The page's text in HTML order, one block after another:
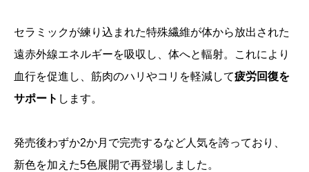
セラミックが練り込まれた特殊繊維が体から放出された
遠赤外線エネルギーを吸収し、体へと輻射。これにより
血行を促進し、筋肉のハリやコリを軽減して疲労回復を
サポート します。
発売後わずか2か月で完売するなど人気を誇っており、
新色を加えた5色展開で再登場しました。